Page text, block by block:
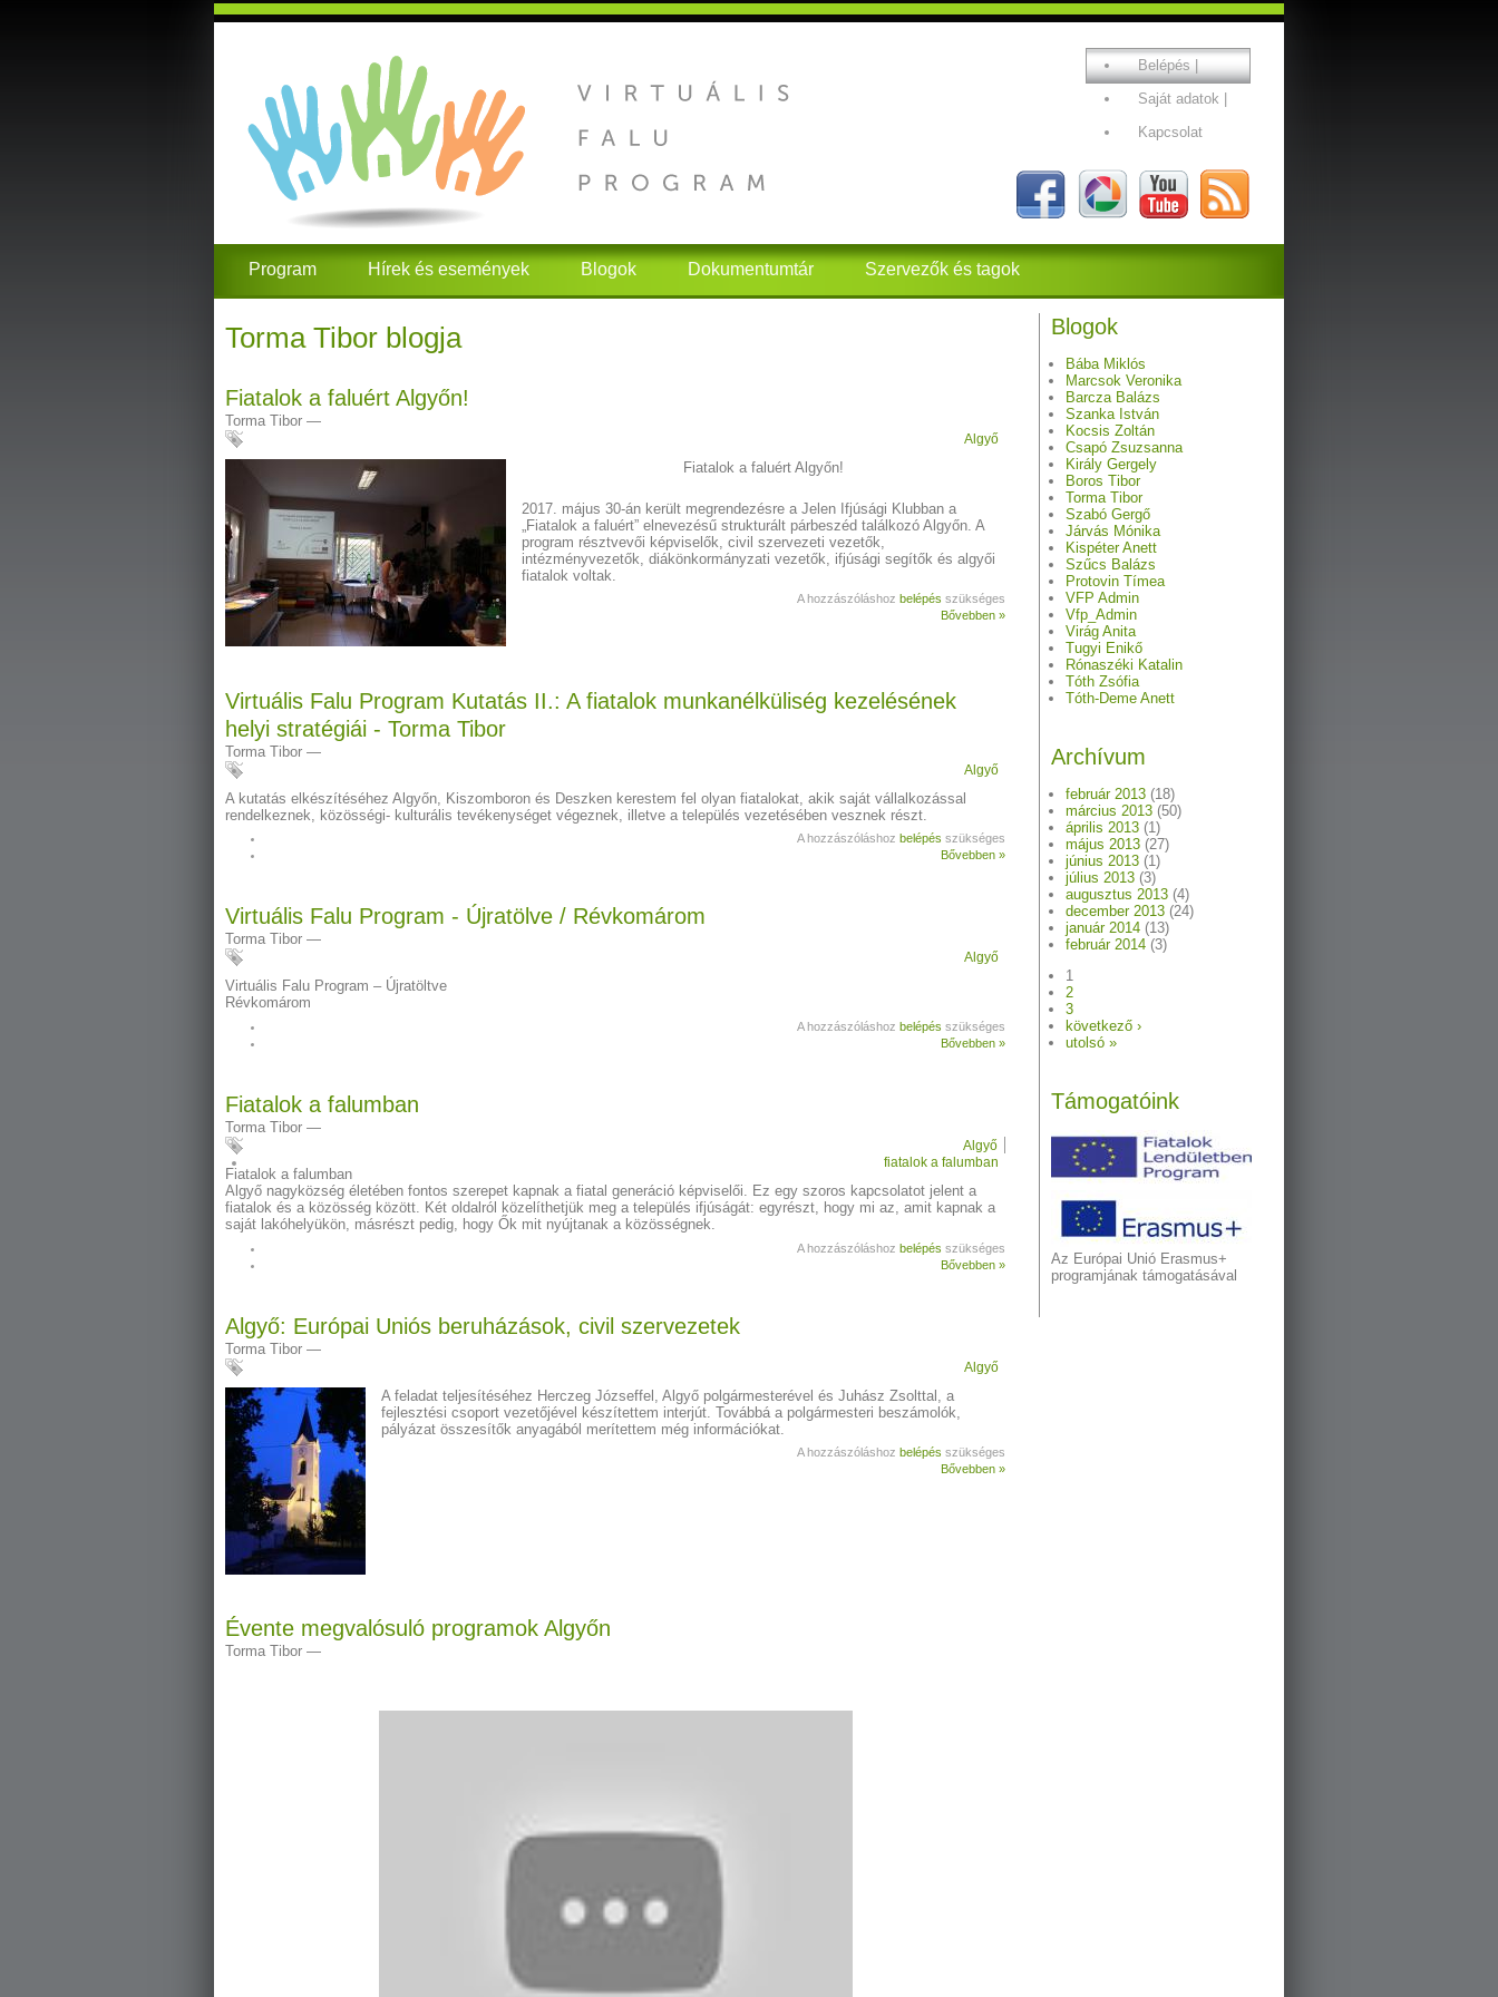
Belépés
Saját adatok
Kapcsolat
Program Hírek és események Blogok Dokumentumtár Szervezők és tagok
Torma Tibor blogja
Fiatalok a faluért Algyőn!
Torma Tibor —
Algyő
Fiatalok a faluért Algyőn!
2017. május 30-án került megrendezésre a Jelen Ifjúsági Klubban a
„Fiatalok a faluért” elnevezésű strukturált párbeszéd találkozó Algyőn. A
program résztvevői képviselők, civil szervezeti vezetők,
intézményvezetők, diákönkormányzati vezetők, ifjúsági segítők és algyői
fiatalok voltak.
A hozzászóláshoz belépés szükséges
Bővebben »
Virtuális Falu Program Kutatás II.: A fiatalok munkanélküliség kezelésének
helyi stratégiái - Torma Tibor
Torma Tibor —
Algyő
A kutatás elkészítéséhez Algyőn, Kiszomboron és Deszken kerestem fel olyan fiatalokat, akik saját vállalkozással
rendelkeznek, közösségi- kulturális tevékenységet végeznek, illetve a település vezetésében vesznek részt.
A hozzászóláshoz belépés szükséges
Bővebben »
Virtuális Falu Program - Újratölve / Révkomárom
Torma Tibor —
Algyő
Virtuális Falu Program – Újratöltve
Révkomárom
A hozzászóláshoz belépés szükséges
Bővebben »
Fiatalok a falumban
Torma Tibor —
Algyő
fiatalok a falumban
Fiatalok a falumban
Algyő nagyközség életében fontos szerepet kapnak a fiatal generáció képviselői. Ez egy szoros kapcsolatot jelent a
fiatalok és a közösség között. Két oldalról közelíthetjük meg a település ifjúságát: egyrészt, hogy mi az, amit kapnak a
saját lakóhelyükön, másrészt pedig, hogy Ők mit nyújtanak a közösségnek.
A hozzászóláshoz belépés szükséges
Bővebben »
Algyő: Európai Uniós beruházások, civil szervezetek
Torma Tibor —
Algyő
A feladat teljesítéséhez Herczeg Józseffel, Algyő polgármesterével és Juhász Zsolttal, a
fejlesztési csoport vezetőjével készítettem interjút. Továbbá a polgármesteri beszámolók,
pályázat összesítők anyagából merítettem még információkat.
A hozzászóláshoz belépés szükséges
Bővebben »
Évente megvalósuló programok Algyőn
Torma Tibor —
Blogok
Bába Miklós
Marcsok Veronika
Barcza Balázs
Szanka István
Kocsis Zoltán
Csapó Zsuzsanna
Király Gergely
Boros Tibor
Torma Tibor
Szabó Gergő
Járvás Mónika
Kispéter Anett
Szűcs Balázs
Protovin Tímea
VFP Admin
Vfp_Admin
Virág Anita
Tugyi Enikő
Rónaszéki Katalin
Tóth Zsófia
Tóth-Deme Anett
Archívum
február 2013 (18)
március 2013 (50)
április 2013 (1)
május 2013 (27)
június 2013 (1)
július 2013 (3)
augusztus 2013 (4)
december 2013 (24)
január 2014 (13)
február 2014 (3)
1
2
3
következő ›
utolsó »
Támogatóink
Az Európai Unió Erasmus+
programjának támogatásával